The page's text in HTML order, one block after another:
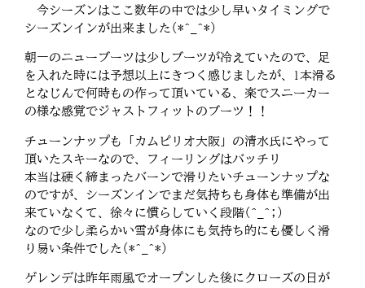
今シーズンはここ数年の中では少し早いタイミングで
シーズンインが出来ました(*^_^*)
朝一のニューブーツは少しブーツが冷えていたので、足
を入れた時には予想以上にきつく感じましたが、1本滑る
となじんで何時もの作って頂いている、楽でスニーカー
の様な感覚でジャストフィットのブーツ！！
チューンナップも「カムピリオ大阪」の清水氏にやって
頂いたスキーなので、フィーリングはバッチリ
本当は硬く締まったバーンで滑りたいチューンナップな
のですが、シーズンインでまだ気持ちも身体も準備が出
来ていなくて、徐々に慣らしていく段階(^_^;)
なので少し柔らかい雪が身体にも気持ち的にも優しく滑
り易い条件でした(*^_^*)
ゲレンデは昨年雨風でオープンした後にクローズの日が